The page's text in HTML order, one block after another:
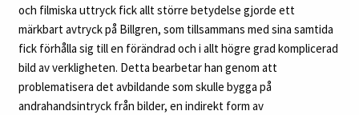
och filmiska uttryck fick allt större betydelse gjorde ett
märkbart avtryck på Billgren, som tillsammans med sina samtida
fick förhålla sig till en förändrad och i allt högre grad komplicerad
bild av verkligheten. Detta bearbetar han genom att
problematisera det avbildande som skulle bygga på
andrahandsintryck från bilder, en indirekt form av